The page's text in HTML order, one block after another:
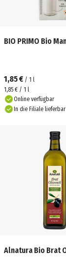
BIO PRIMO Bio
1,85 € / 1 l
1,85 € / 1 l
Online verfügbar
In die Filiale lieferbar
Alnatura Bio Brat